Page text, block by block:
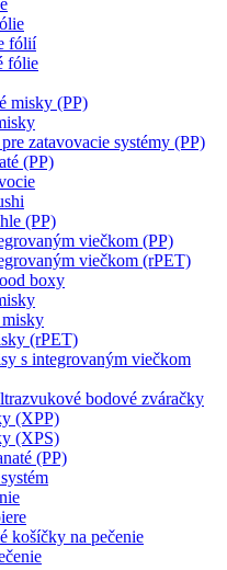
fólií
fólie
misky (PP)
zatavovacie systémy (PP)
(PP)
(PP)
viečkom (PP)
viečkom (rPET)
boxy
(rPET)
s integrovaným viečkom
bodové zváračky
(XPP)
(XPS)
(PP)
košíčky na pečenie